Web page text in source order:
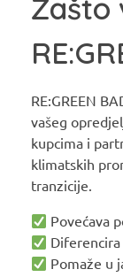
Zašto
RE:GREEN
vašeg
kupcima i
klimatskih
tranzicije.
Povećava
Pomaže u